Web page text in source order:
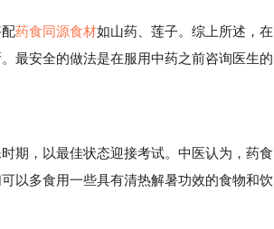
药食同源食材如山药、莲子。综上所述，在
最安全的做法是在服用中药之前咨询医生的
，以最佳状态迎接考试。中医认为，药食
以多食用一些具有清热解暑功效的食物和饮